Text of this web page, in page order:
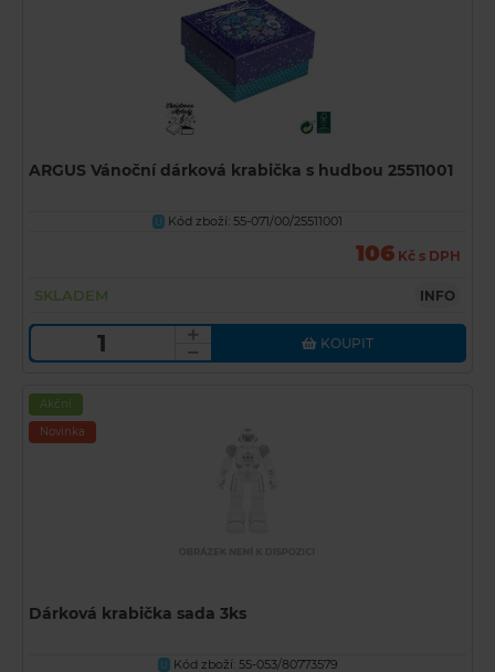
ARGUS Vánoční dárková krabička s hudbou 25511001
U Kód zboží: 55-071/00/25511001
106 Kč s DPH
SKLADEM INFO
KOUPIT
Akční
Novinka
Dárková krabička sada 3ks
U Kód zboží: 55-053/80773579